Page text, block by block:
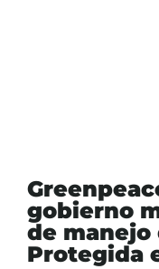
gobierno
de manejo
Protegida